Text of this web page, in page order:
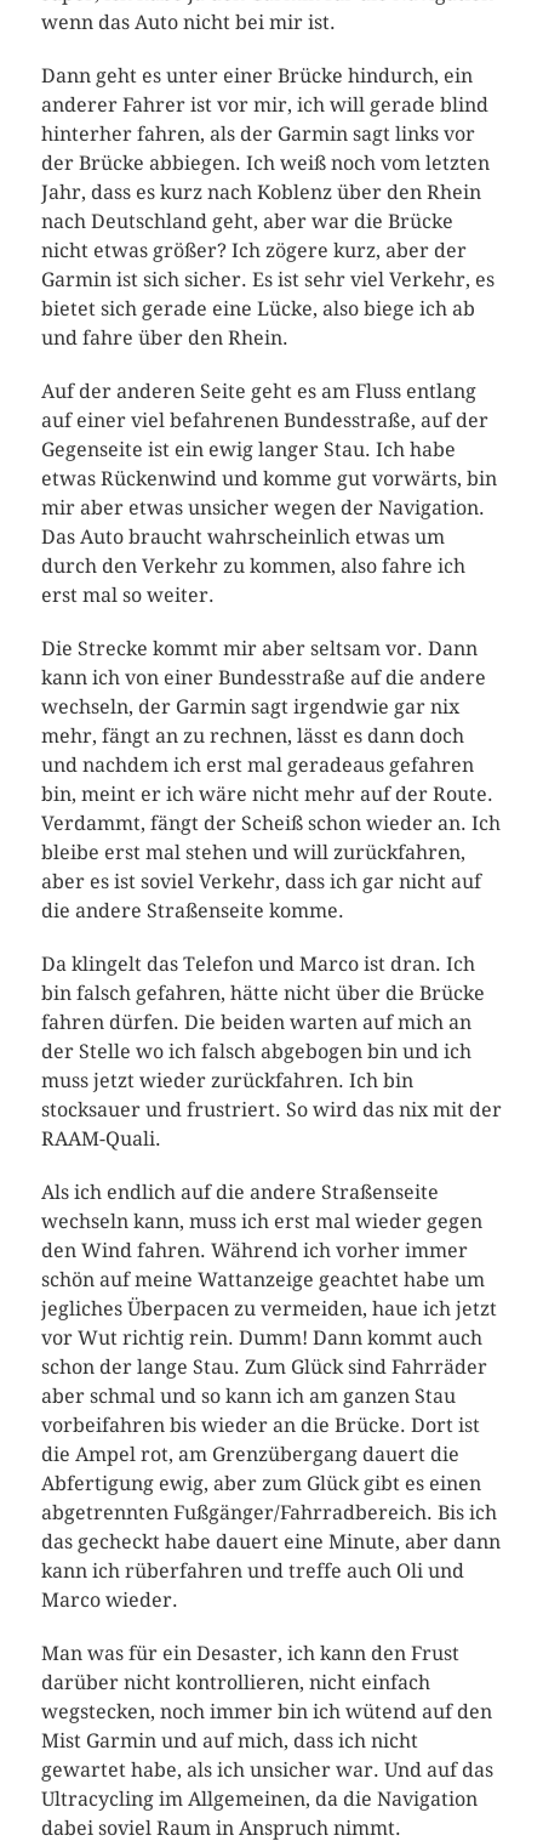
wenn das Auto nicht bei mir ist.
Dann geht es unter einer Brücke hindurch, ein
anderer Fahrer ist vor mir, ich will gerade blind
hinterher fahren, als der Garmin sagt links vor
der Brücke abbiegen. Ich weiß noch vom letzten
Jahr, dass es kurz nach Koblenz über den Rhein
nach Deutschland geht, aber war die Brücke
nicht etwas größer? Ich zögere kurz, aber der
Garmin ist sich sicher. Es ist sehr viel Verkehr, es
bietet sich gerade eine Lücke, also biege ich ab
und fahre über den Rhein.
Auf der anderen Seite geht es am Fluss entlang
auf einer viel befahrenen Bundesstraße, auf der
Gegenseite ist ein ewig langer Stau. Ich habe
etwas Rückenwind und komme gut vorwärts, bin
mir aber etwas unsicher wegen der Navigation.
Das Auto braucht wahrscheinlich etwas um
durch den Verkehr zu kommen, also fahre ich
erst mal so weiter.
Die Strecke kommt mir aber seltsam vor. Dann
kann ich von einer Bundesstraße auf die andere
wechseln, der Garmin sagt irgendwie gar nix
mehr, fängt an zu rechnen, lässt es dann doch
und nachdem ich erst mal geradeaus gefahren
bin, meint er ich wäre nicht mehr auf der Route.
Verdammt, fängt der Scheiß schon wieder an. Ich
bleibe erst mal stehen und will zurückfahren,
aber es ist soviel Verkehr, dass ich gar nicht auf
die andere Straßenseite komme.
Da klingelt das Telefon und Marco ist dran. Ich
bin falsch gefahren, hätte nicht über die Brücke
fahren dürfen. Die beiden warten auf mich an
der Stelle wo ich falsch abgebogen bin und ich
muss jetzt wieder zurückfahren. Ich bin
stocksauer und frustriert. So wird das nix mit der
RAAM-Quali.
Als ich endlich auf die andere Straßenseite
wechseln kann, muss ich erst mal wieder gegen
den Wind fahren. Während ich vorher immer
schön auf meine Wattanzeige geachtet habe um
jegliches Überpacen zu vermeiden, haue ich jetzt
vor Wut richtig rein. Dumm! Dann kommt auch
schon der lange Stau. Zum Glück sind Fahrräder
aber schmal und so kann ich am ganzen Stau
vorbeifahren bis wieder an die Brücke. Dort ist
die Ampel rot, am Grenzübergang dauert die
Abfertigung ewig, aber zum Glück gibt es einen
abgetrennten Fußgänger/Fahrradbereich. Bis ich
das gecheckt habe dauert eine Minute, aber dann
kann ich rüberfahren und treffe auch Oli und
Marco wieder.
Man was für ein Desaster, ich kann den Frust
darüber nicht kontrollieren, nicht einfach
wegstecken, noch immer bin ich wütend auf den
Mist Garmin und auf mich, dass ich nicht
gewartet habe, als ich unsicher war. Und auf das
Ultracycling im Allgemeinen, da die Navigation
dabei soviel Raum in Anspruch nimmt.